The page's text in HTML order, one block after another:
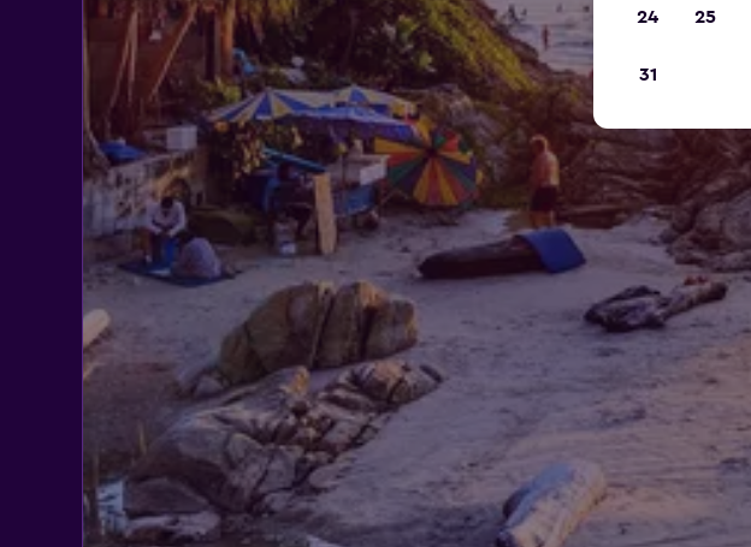
24 25
31